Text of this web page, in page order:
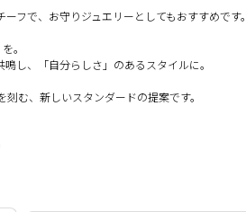
フで、お守りジュエリーとしてもおすすめです。
。
し、「自分らしさ」のあるスタイルに。
む、新しいスタンダードの提案です。